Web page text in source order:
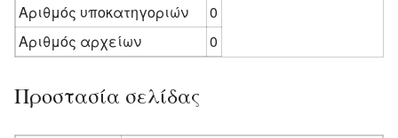
Αριθμός υποκατηγοριών
0
Αριθμός αρχείων
0
Προστασία σελίδας